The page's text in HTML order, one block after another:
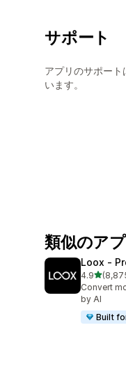
サポート
アプリのサポー
います。
類似のア
Loox ‑
4.95つ星中
合計レビュ
Convert
by AI
Built